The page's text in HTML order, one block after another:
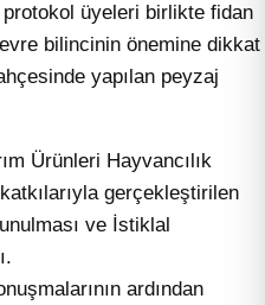
üyeleri birlikte fidan
bilincinin önemine dikkat
yapılan peyzaj
Ürünleri Hayvancılık
gerçekleştirilen
ve İstiklal
ardından